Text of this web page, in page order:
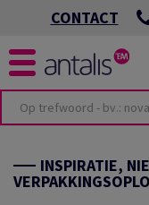
CONTACT
INSPIRATIE,